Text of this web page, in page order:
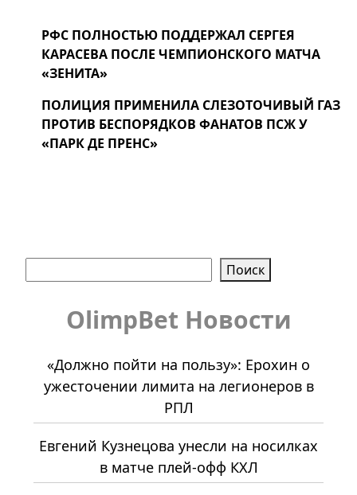
РФС ПОЛНОСТЬЮ ПОДДЕРЖАЛ СЕРГЕЯ
КАРАСЕВА ПОСЛЕ ЧЕМПИОНСКОГО МАТЧА
«ЗЕНИТА»
ПОЛИЦИЯ ПРИМЕНИЛА СЛЕЗОТОЧИВЫЙ ГАЗ
ПРОТИВ БЕСПОРЯДКОВ ФАНАТОВ ПСЖ У
«ПАРК ДЕ ПРЕНС»
Поиск
OlimpBet Новости
«Должно пойти на пользу»: Ерохин о
ужесточении лимита на легионеров в
РПЛ
Евгений Кузнецова унесли на носилках
в матче плей-офф КХЛ